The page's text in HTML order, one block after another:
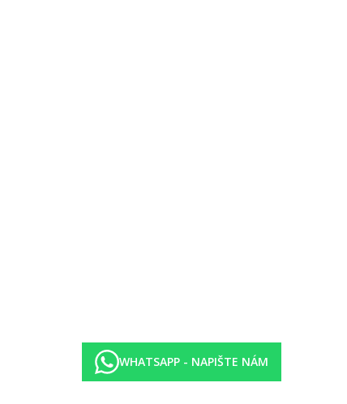
inclusive služeb v baru v aquaparku
15.00-17.00, 22.00-23.00 hod.)
WHATSAPP - NAPIŠTE NÁM